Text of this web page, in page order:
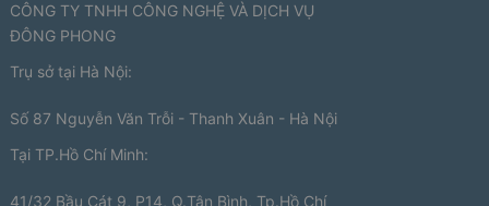
CÔNG TY TNHH CÔNG NGHỆ VÀ DỊCH VỤ
ĐÔNG PHONG
Trụ sở tại Hà Nội:
Số 87 Nguyễn Văn Trỗi - Thanh Xuân - Hà Nội
Tại TP.Hồ Chí Minh:
41/32 Bầu Cát 9, P14, Q.Tân Bình, Tp.Hồ Chí